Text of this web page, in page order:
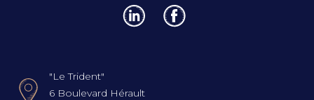
"Le Trident"
6 Boulevard Hérault